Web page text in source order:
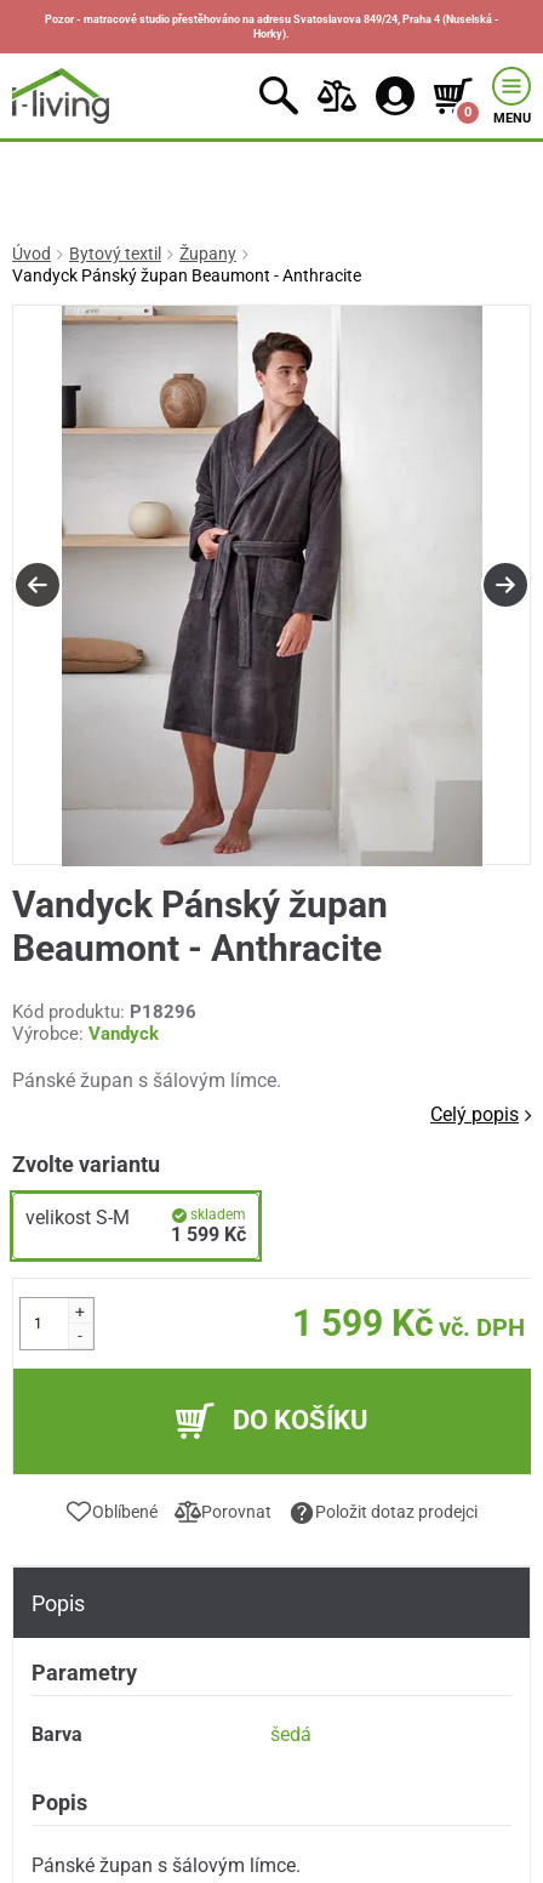
Pozor - matracové studio přestěhováno na adresu Svatoslavova 849/24, Praha 4 (Nuselská -
Horky).
0 MENU
Úvod Bytový textil
Župany
Vandyck Pánský župan Beaumont - Anthracite
Vandyck Pánský župan
Beaumont - Anthracite
Kód produktu: P18296
Výrobce: Vandyck
Pánské župan s šálovým límce.
Celý popis
Zvolte variantu
velikost S-M skladem
1 599 Kč
+
-
1 599 Kč vč. DPH
DO KOŠÍKU
Oblíbené Porovnat Položit dotaz prodejci
Popis
Parametry
Barva šedá
Popis
Pánské župan s šálovým límce.